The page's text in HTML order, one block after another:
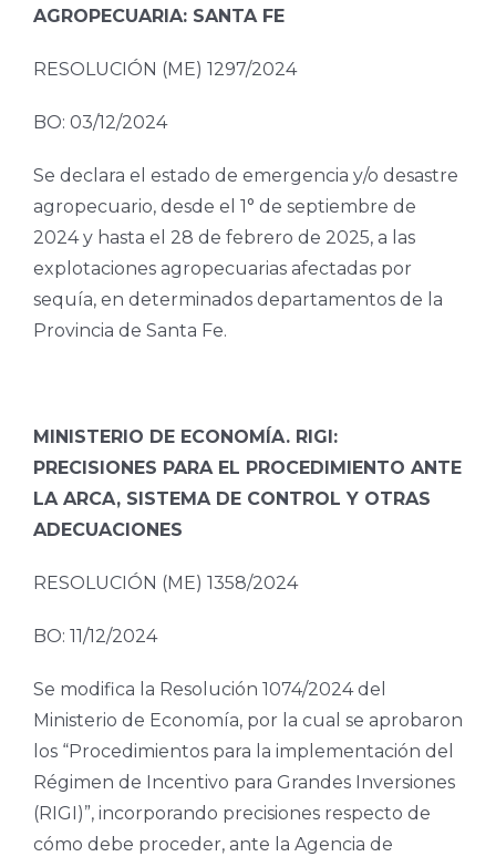
AGROPECUARIA: SANTA FE
RESOLUCIÓN (ME) 1297/2024
BO: 03/12/2024
Se declara el estado de emergencia y/o desastre
agropecuario, desde el 1° de septiembre de
2024 y hasta el 28 de febrero de 2025, a las
explotaciones agropecuarias afectadas por
sequía, en determinados departamentos de la
Provincia de Santa Fe.
MINISTERIO DE ECONOMÍA. RIGI:
PRECISIONES PARA EL PROCEDIMIENTO ANTE
LA ARCA, SISTEMA DE CONTROL Y OTRAS
ADECUACIONES
RESOLUCIÓN (ME) 1358/2024
BO: 11/12/2024
Se modifica la Resolución 1074/2024 del
Ministerio de Economía, por la cual se aprobaron
los “Procedimientos para la implementación del
Régimen de Incentivo para Grandes Inversiones
(RIGI)”, incorporando precisiones respecto de
cómo debe proceder, ante la Agencia de